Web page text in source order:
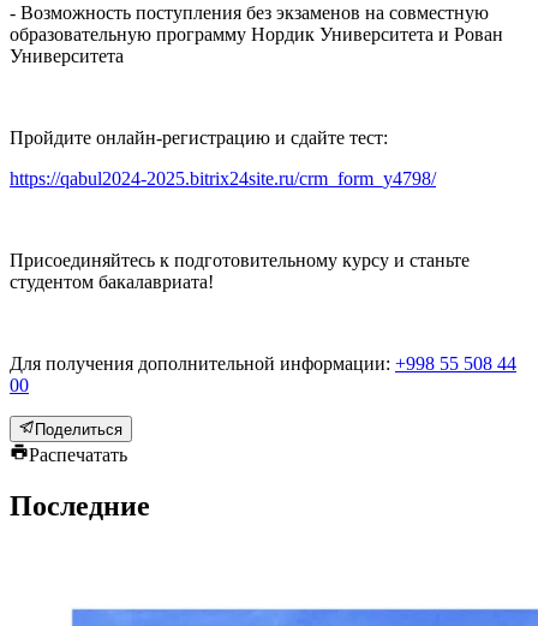
- Возможность поступления без экзаменов на совместную
образовательную программу Нордик Университета и Рован
Университета
Пройдите онлайн-регистрацию и сдайте тест:
https://qabul2024-2025.bitrix24site.ru/crm_form_y4798/
Присоединяйтесь к подготовительному курсу и станьте
студентом бакалавриата!
Для получения дополнительной информации: +998 55 508 44
00
Поделиться
Распечатать
Последние